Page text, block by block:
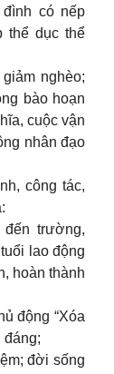
có nếp
thể dục thể
nghèo;
bào hoạn
cuộc vận
nhân đạo
công tác,
trường,
lao động
hoàn thành
động “Xóa
đáng;
đời sống